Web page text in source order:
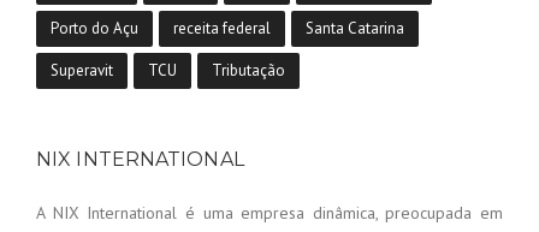
Porto do Açu receita federal Santa Catarina
Superavit TCU Tributação
NIX INTERNATIONAL
A NIX International é uma empresa dinâmica, preocupada em